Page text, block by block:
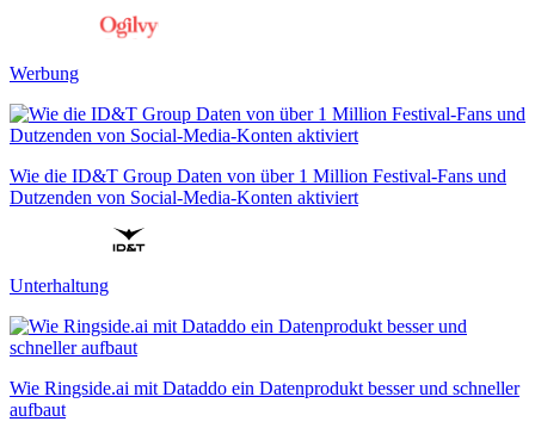
Werbung
Wie die ID&T Group Daten von über 1 Million Festival-Fans und
Dutzenden von Social-Media-Konten aktiviert
Unterhaltung
Wie Ringside.ai mit Dataddo ein Datenprodukt besser und schneller
aufbaut